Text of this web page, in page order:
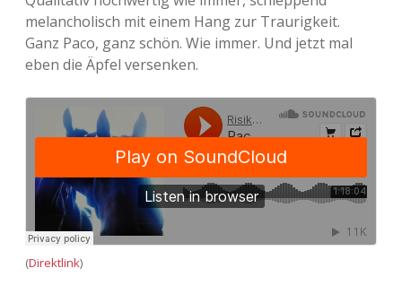
melancholisch mit einem Hang zur Traurigkeit.
Ganz Paco, ganz schön. Wie immer. Und jetzt mal
eben die Äpfel versenken.
(Direktlink)